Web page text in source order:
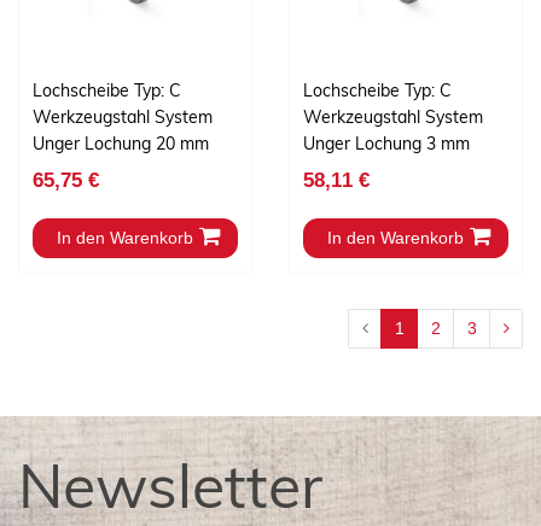
Lochscheibe Typ: C
Werkzeugstahl System
Unger Lochung 20 mm
65,75 €
In den Warenkorb
Lochscheibe Typ: C
Werkzeugstahl System
Unger Lochung 3 mm
58,11 €
In den Warenkorb
1 2 3
Newsletter